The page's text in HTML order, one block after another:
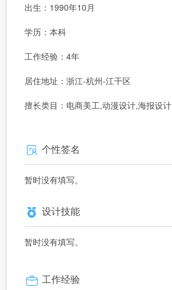
出生：1990年10月
学历：本科
工作经验：4年
居住地址：浙江-杭州-江干区
擅长类目：电商美工,动漫设计,海报设计
个性签名
暂时没有填写。
设计技能
暂时没有填写。
工作经验